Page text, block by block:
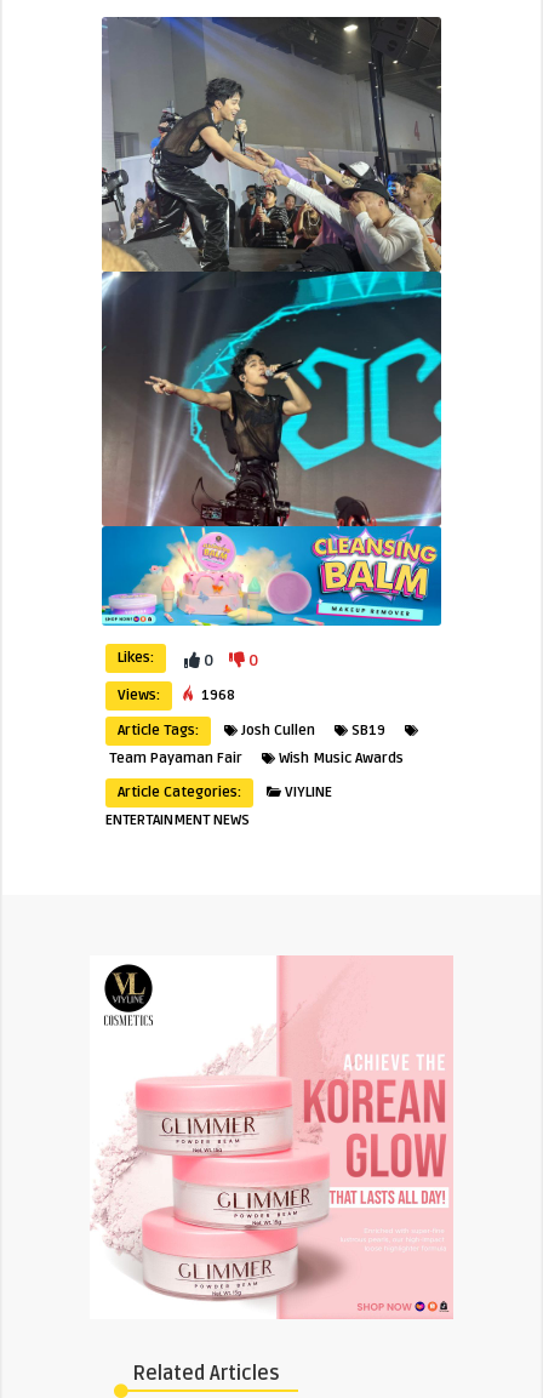
Likes: 0 0
Views:
1968
Article Tags:
Josh Cullen
SB19
Team Payaman Fair
Wish Music Awards
Article Categories:
VIYLINE
ENTERTAINMENT NEWS
Related Articles